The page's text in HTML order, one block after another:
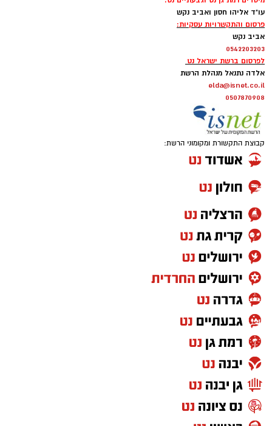
עו"ד אליהו חסון ואביב נקש
פרסום והתקשרויות עסקיות:
אביב נקש
0542203203
לפרסום ברשת ישראל נט
אלדה נתנאל מנהלת הרשת
elda@isnet.co.il
0507870908
קבוצת התקשורת ומקומוני הרשת: